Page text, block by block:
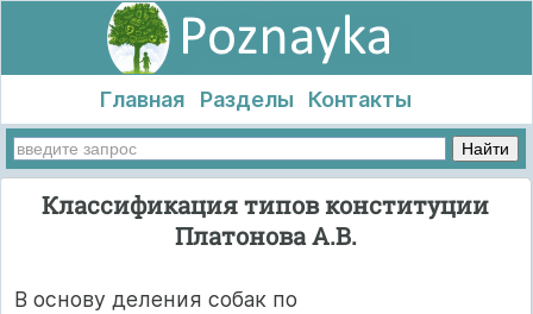
Главная Разделы Контакты
Классификация типов конституции
Платонова А.В.
В основу деления собак по